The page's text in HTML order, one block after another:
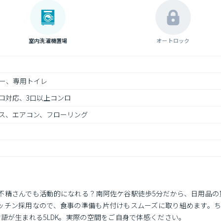
室内洗濯機置場 オートロック
、専用トイレ
対応、3口以上コンロ
、エアコン、フローリング
さんでも活動的になれる？南阿佐ケ谷駅徒歩5分だから、日用品
ン採用なので、食事の準備も片付けもスムーズに取り組めます。
が生まれる5LDK。実際の空間をご自身で体感ください。